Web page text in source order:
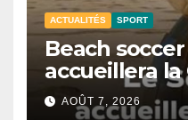
ACTUALITÉS SPORT
Beach
accueillera la
Dakar.
AOÛT 7, 2026